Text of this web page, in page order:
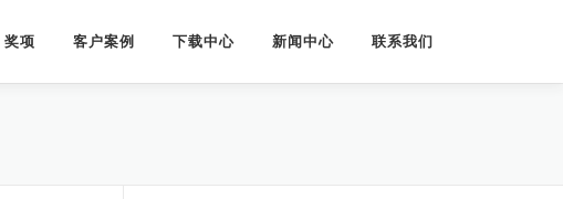
奖项 客户案例 下载中心 新闻中心 联系我们